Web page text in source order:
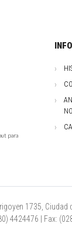
para
1735,
4424476 | Fax: